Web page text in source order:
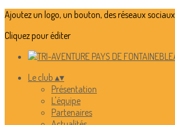
Ajoutez un logo, un bouton, des réseaux sociaux
Cliquez pour éditer
Le club ▴▾
Présentation
L'équipe
Partenaires